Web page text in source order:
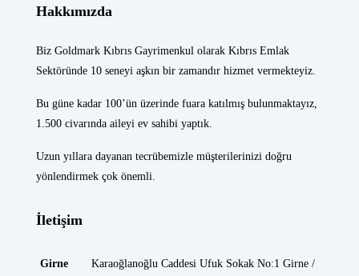
Hakkımızda
Biz Goldmark Kıbrıs Gayrimenkul olarak Kıbrıs Emlak
Sektöründe 10 seneyi aşkın bir zamandır hizmet vermekteyiz.
Bu güne kadar 100’ün üzerinde fuara katılmış bulunmaktayız,
1.500 civarında aileyi ev sahibi yaptık.
Uzun yıllara dayanan tecrübemizle müşterilerinizi doğru
yönlendirmek çok önemli.
İletişim
Girne
Karaoğlanoğlu Caddesi Ufuk Sokak No:1 Girne /